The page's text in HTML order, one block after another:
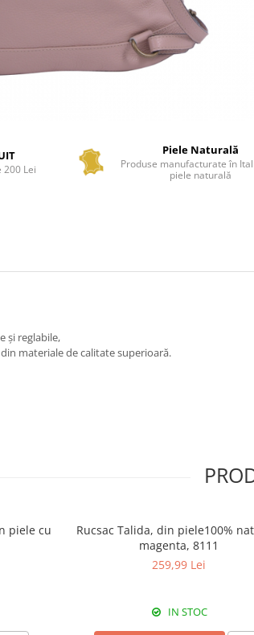
200 Lei
Piele Naturală
Produse manufacturate în
piele naturală
și reglabile,
materiale de calitate superioară.
piele cu
Rucsac Talida, din piele100% naturală
magenta, 8111
259,99 Lei
IN STOC